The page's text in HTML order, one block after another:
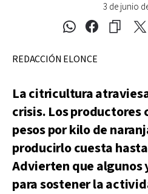
3 de junio
REDACCIÓN ELONCE
La citricultura
crisis. Los productores
pesos por kilo de
producirlo cuesta
Advierten que algunos
para sostener la